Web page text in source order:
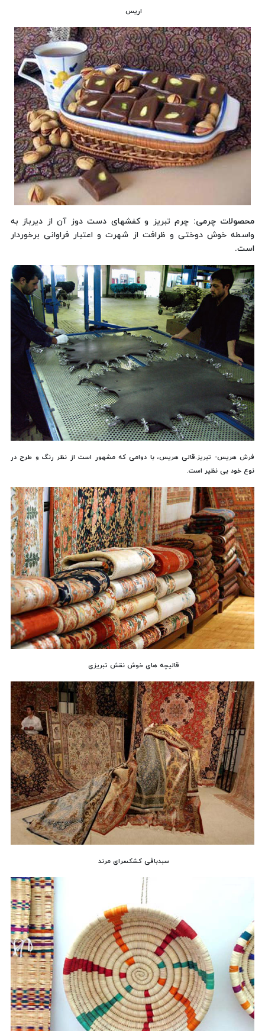
اریس
محصولات چرمی: چرم تبریز و کفشهای دست دوز آن از دیرباز به
واسطه خوش دوختی و ظرافت از شهرت و اعتبار فراوانی برخوردار
است.
فرش هریس- تبریز.قالی هریس، با دوامی که مشهور است از نظر رنگ و طرح در
نوع خود بی نظیر است.
قالیچه های خوش نقش تبریزی
سبدبافی کشکسرای مرند